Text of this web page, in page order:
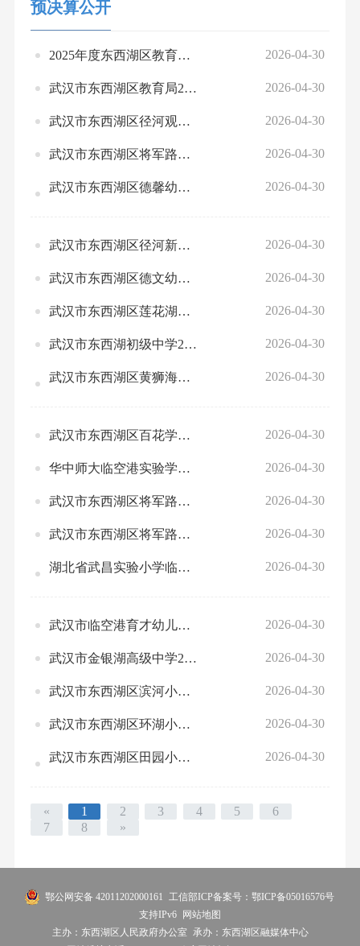
预决算公开
2025年度东西湖区教育局（汇总）绩效自评汇总表及报告 2026-04-30
武汉市东西湖区教育局2025年度预算绩效自评 2026-04-30
武汉市东西湖区径河观澜启辰幼儿园2025年度预算绩效自评 2026-04-30
武汉市东西湖区将军路阅风华尚稚幼儿园2025年度预算绩效自评 2026-04-30
武汉市东西湖区德馨幼儿园2025年度预算绩效自评 2026-04-30
武汉市东西湖区径河新河苑启睿幼儿园2025年度预算绩效自评 2026-04-30
武汉市东西湖区德文幼儿园2025年度预算绩效自评 2026-04-30
武汉市东西湖区莲花湖小学2025年度预算绩效自评 2026-04-30
武汉市东西湖初级中学2025年度预算绩效自评 2026-04-30
武汉市东西湖区黄狮海学校2025年度预算绩效自评 2026-04-30
武汉市东西湖区百花学校2025年度预算绩效自评 2026-04-30
华中师大临空港实验学校2025年度预算绩效自评 2026-04-30
武汉市东西湖区将军路第四小学2025年度预算绩效自评 2026-04-30
武汉市东西湖区将军路第三小学2025年度预算绩效自评 2026-04-30
湖北省武昌实验小学临空港分校2025年度预算绩效自评 2026-04-30
武汉市临空港育才幼儿园2025年度预算绩效自评 2026-04-30
武汉市金银湖高级中学2025年度预算绩效自评 2026-04-30
武汉市东西湖区滨河小学2025年度预算绩效自评 2026-04-30
武汉市东西湖区环湖小学2025年度预算绩效自评 2026-04-30
武汉市东西湖区田园小学2025年度预算绩效自评 2026-04-30
« 1 2 3 4 5
6
7
8 »
鄂公网安备 42011202000161
工信部ICP备案号：鄂ICP备05016576号
支持IPv6 网站地图
主办：东西湖区人民政府办公室
承办：东西湖区融媒体中心